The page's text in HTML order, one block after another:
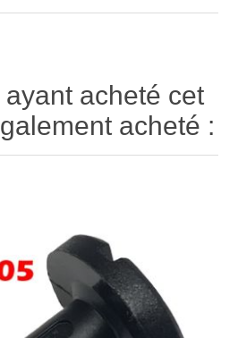
acheté cet
acheté :